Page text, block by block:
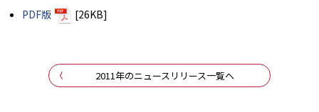
PDF版 [26KB]
2011年のニュースリリース一覧へ